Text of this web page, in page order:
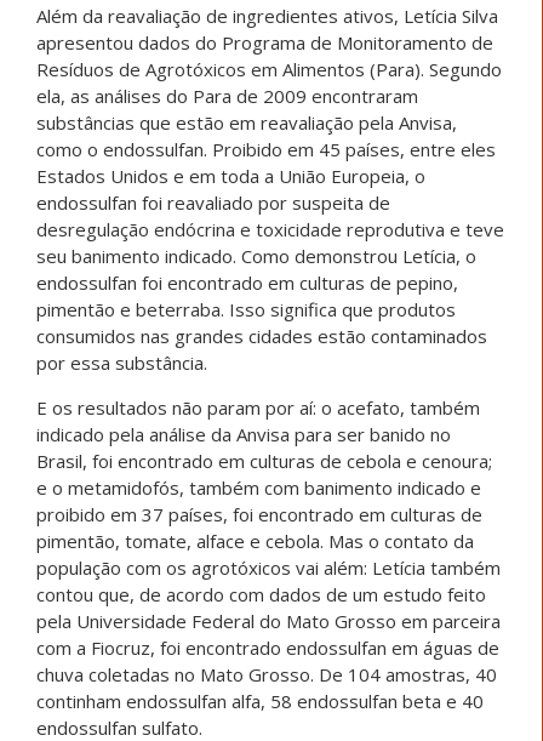
Além da reavaliação de ingredientes ativos, Letícia Silva
apresentou dados do Programa de Monitoramento de
Resíduos de Agrotóxicos em Alimentos (Para). Segundo
ela, as análises do Para de 2009 encontraram
substâncias que estão em reavaliação pela Anvisa,
como o endossulfan. Proibido em 45 países, entre eles
Estados Unidos e em toda a União Europeia, o
endossulfan foi reavaliado por suspeita de
desregulação endócrina e toxicidade reprodutiva e teve
seu banimento indicado. Como demonstrou Letícia, o
endossulfan foi encontrado em culturas de pepino,
pimentão e beterraba. Isso significa que produtos
consumidos nas grandes cidades estão contaminados
por essa substância.
E os resultados não param por aí: o acefato, também
indicado pela análise da Anvisa para ser banido no
Brasil, foi encontrado em culturas de cebola e cenoura;
e o metamidofós, também com banimento indicado e
proibido em 37 países, foi encontrado em culturas de
pimentão, tomate, alface e cebola. Mas o contato da
população com os agrotóxicos vai além: Letícia também
contou que, de acordo com dados de um estudo feito
pela Universidade Federal do Mato Grosso em parceira
com a Fiocruz, foi encontrado endossulfan em águas de
chuva coletadas no Mato Grosso. De 104 amostras, 40
continham endossulfan alfa, 58 endossulfan beta e 40
endossulfan sulfato.